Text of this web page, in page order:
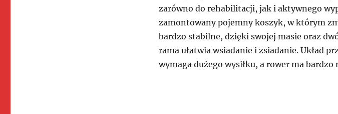
zarówno do rehabilitacji, jak i aktywnego
zamontowany pojemny koszyk, w którym
bardzo stabilne, dzięki swojej masie oraz
rama ułatwia wsiadanie i zsiadanie. Układ
wymaga dużego wysiłku, a rower ma bardzo